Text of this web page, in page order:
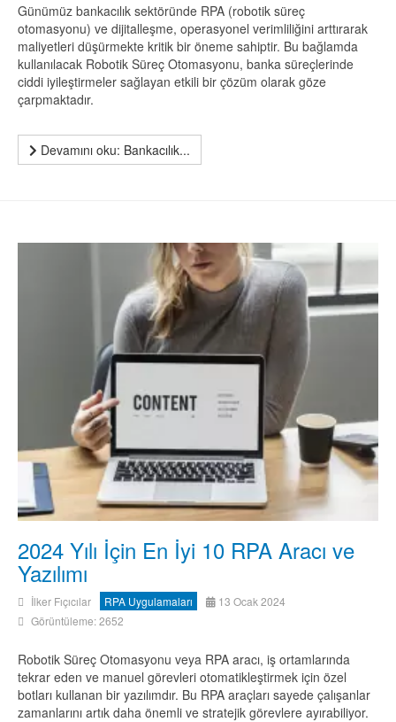
Günümüz bankacılık sektöründe RPA (robotik süreç
otomasyonu) ve dijitalleşme, operasyonel verimliliğini arttırarak
maliyetleri düşürmekte kritik bir öneme sahiptir. Bu bağlamda
kullanılacak Robotik Süreç Otomasyonu, banka süreçlerinde
ciddi iyileştirmeler sağlayan etkili bir çözüm olarak göze
çarpmaktadır.
Devamını oku: Bankacılık...
2024 Yılı İçin En İyi 10 RPA Aracı ve
Yazılımı
İlker Fıçıcılar RPA Uygulamaları
13 Ocak 2024
Görüntüleme: 2652
Robotik Süreç Otomasyonu veya RPA aracı, iş ortamlarında
tekrar eden ve manuel görevleri otomatikleştirmek için özel
botları kullanan bir yazılımdır. Bu RPA araçları sayede çalışanlar
zamanlarını artık daha önemli ve stratejik görevlere ayırabiliyor.